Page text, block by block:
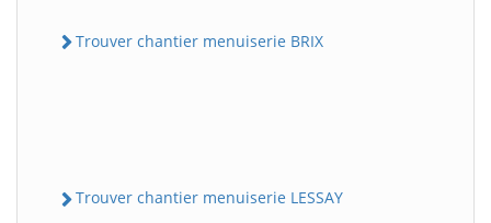
Trouver chantier menuiserie BRIX
Trouver chantier menuiserie LESSAY